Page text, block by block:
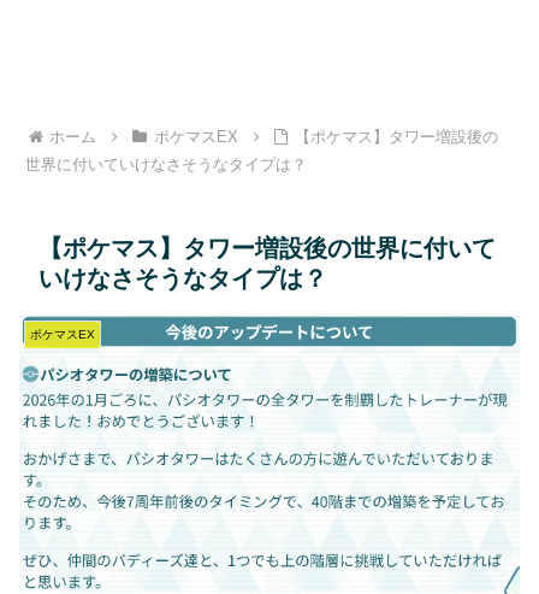
ホーム ポケマスEX
【ポケマス】タワー増設後の
世界に付いていけなさそうなタイプは？
【ポケマス】タワー増設後の世界に付いて
いけなさそうなタイプは？
ポケマスEX